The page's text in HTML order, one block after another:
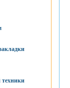
техники